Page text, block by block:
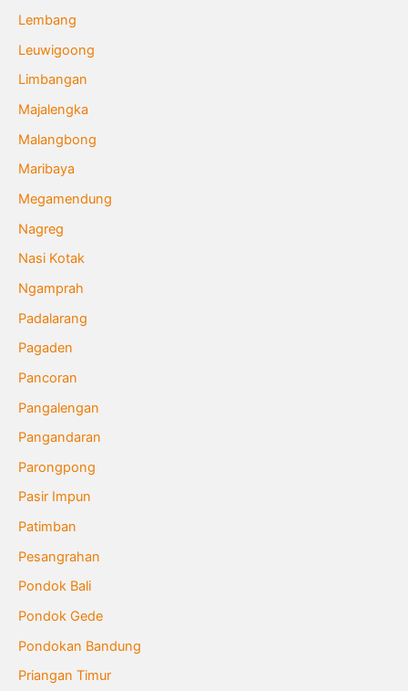
Lembang
Leuwigoong
Limbangan
Majalengka
Malangbong
Maribaya
Megamendung
Nagreg
Nasi Kotak
Ngamprah
Padalarang
Pagaden
Pancoran
Pangalengan
Pangandaran
Parongpong
Pasir Impun
Patimban
Pesangrahan
Pondok Bali
Pondok Gede
Pondokan Bandung
Priangan Timur